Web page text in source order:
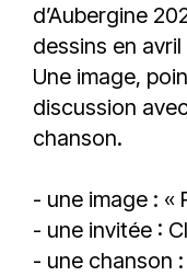
d’Aubergine
dessins en
Une image,
discussion
chanson.
- une image : «
- une invitée :
- une chanson